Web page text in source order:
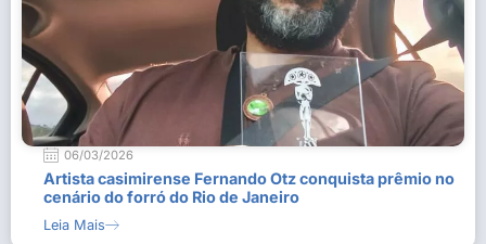
06/03/2026
Artista casimirense Fernando Otz conquista prêmio no
cenário do forró do Rio de Janeiro
Leia Mais